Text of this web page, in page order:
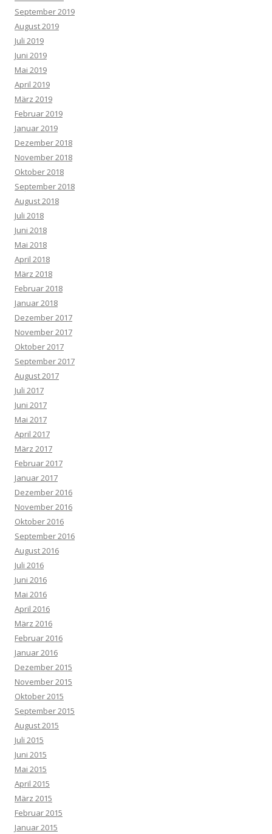
September 2019
August 2019
Juli 2019
Juni 2019
Mai 2019
April 2019
März 2019
Februar 2019
Januar 2019
Dezember 2018
November 2018
Oktober 2018
September 2018
August 2018
Juli 2018
Juni 2018
Mai 2018
April 2018
März 2018
Februar 2018
Januar 2018
Dezember 2017
November 2017
Oktober 2017
September 2017
August 2017
Juli 2017
Juni 2017
Mai 2017
April 2017
März 2017
Februar 2017
Januar 2017
Dezember 2016
November 2016
Oktober 2016
September 2016
August 2016
Juli 2016
Juni 2016
Mai 2016
April 2016
März 2016
Februar 2016
Januar 2016
Dezember 2015
November 2015
Oktober 2015
September 2015
August 2015
Juli 2015
Juni 2015
Mai 2015
April 2015
März 2015
Februar 2015
Januar 2015